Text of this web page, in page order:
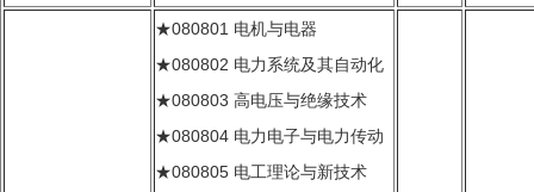
★080801 电机与电器
★080802 电力系统及其自动化
★080803 高电压与绝缘技术
★080804 电力电子与电力传动
★080805 电工理论与新技术